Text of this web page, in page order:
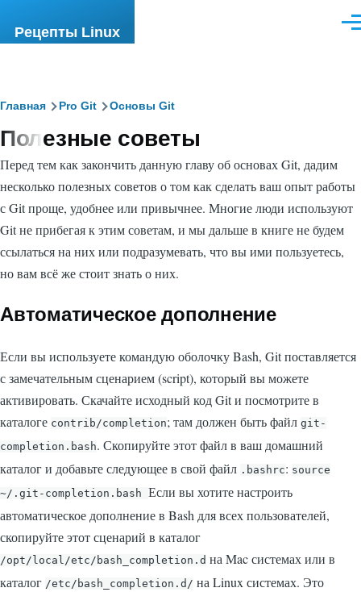
Рецепты Linux
Строка
навигации
Главная Pro Git Основы Git
Полезные советы
Перед тем как закончить данную главу об основах Git, дадим
несколько полезных советов о том как сделать ваш опыт работы
с Git проще, удобнее или привычнее. Многие люди используют
Git не прибегая к этим советам, и мы дальше в книге не будем
ссылаться на них или подразумевать, что вы ими пользуетесь,
но вам всё же стоит знать о них.
Автоматическое дополнение
Если вы используете командую оболочку Bash, Git поставляется
с замечательным сценарием (script), который вы можете
активировать. Скачайте исходный код Git и посмотрите в
каталоге contrib/completion; там должен быть файл git-
completion.bash. Скопируйте этот файл в ваш домашний
каталог и добавьте следующее в свой файл .bashrc: source
~/.git-completion.bash Если вы хотите настроить
автоматическое дополнение в Bash для всех пользователей,
скопируйте этот сценарий в каталог
/opt/local/etc/bash_completion.d на Mac системах или в
каталог /etc/bash_completion.d/ на Linux системах. Это